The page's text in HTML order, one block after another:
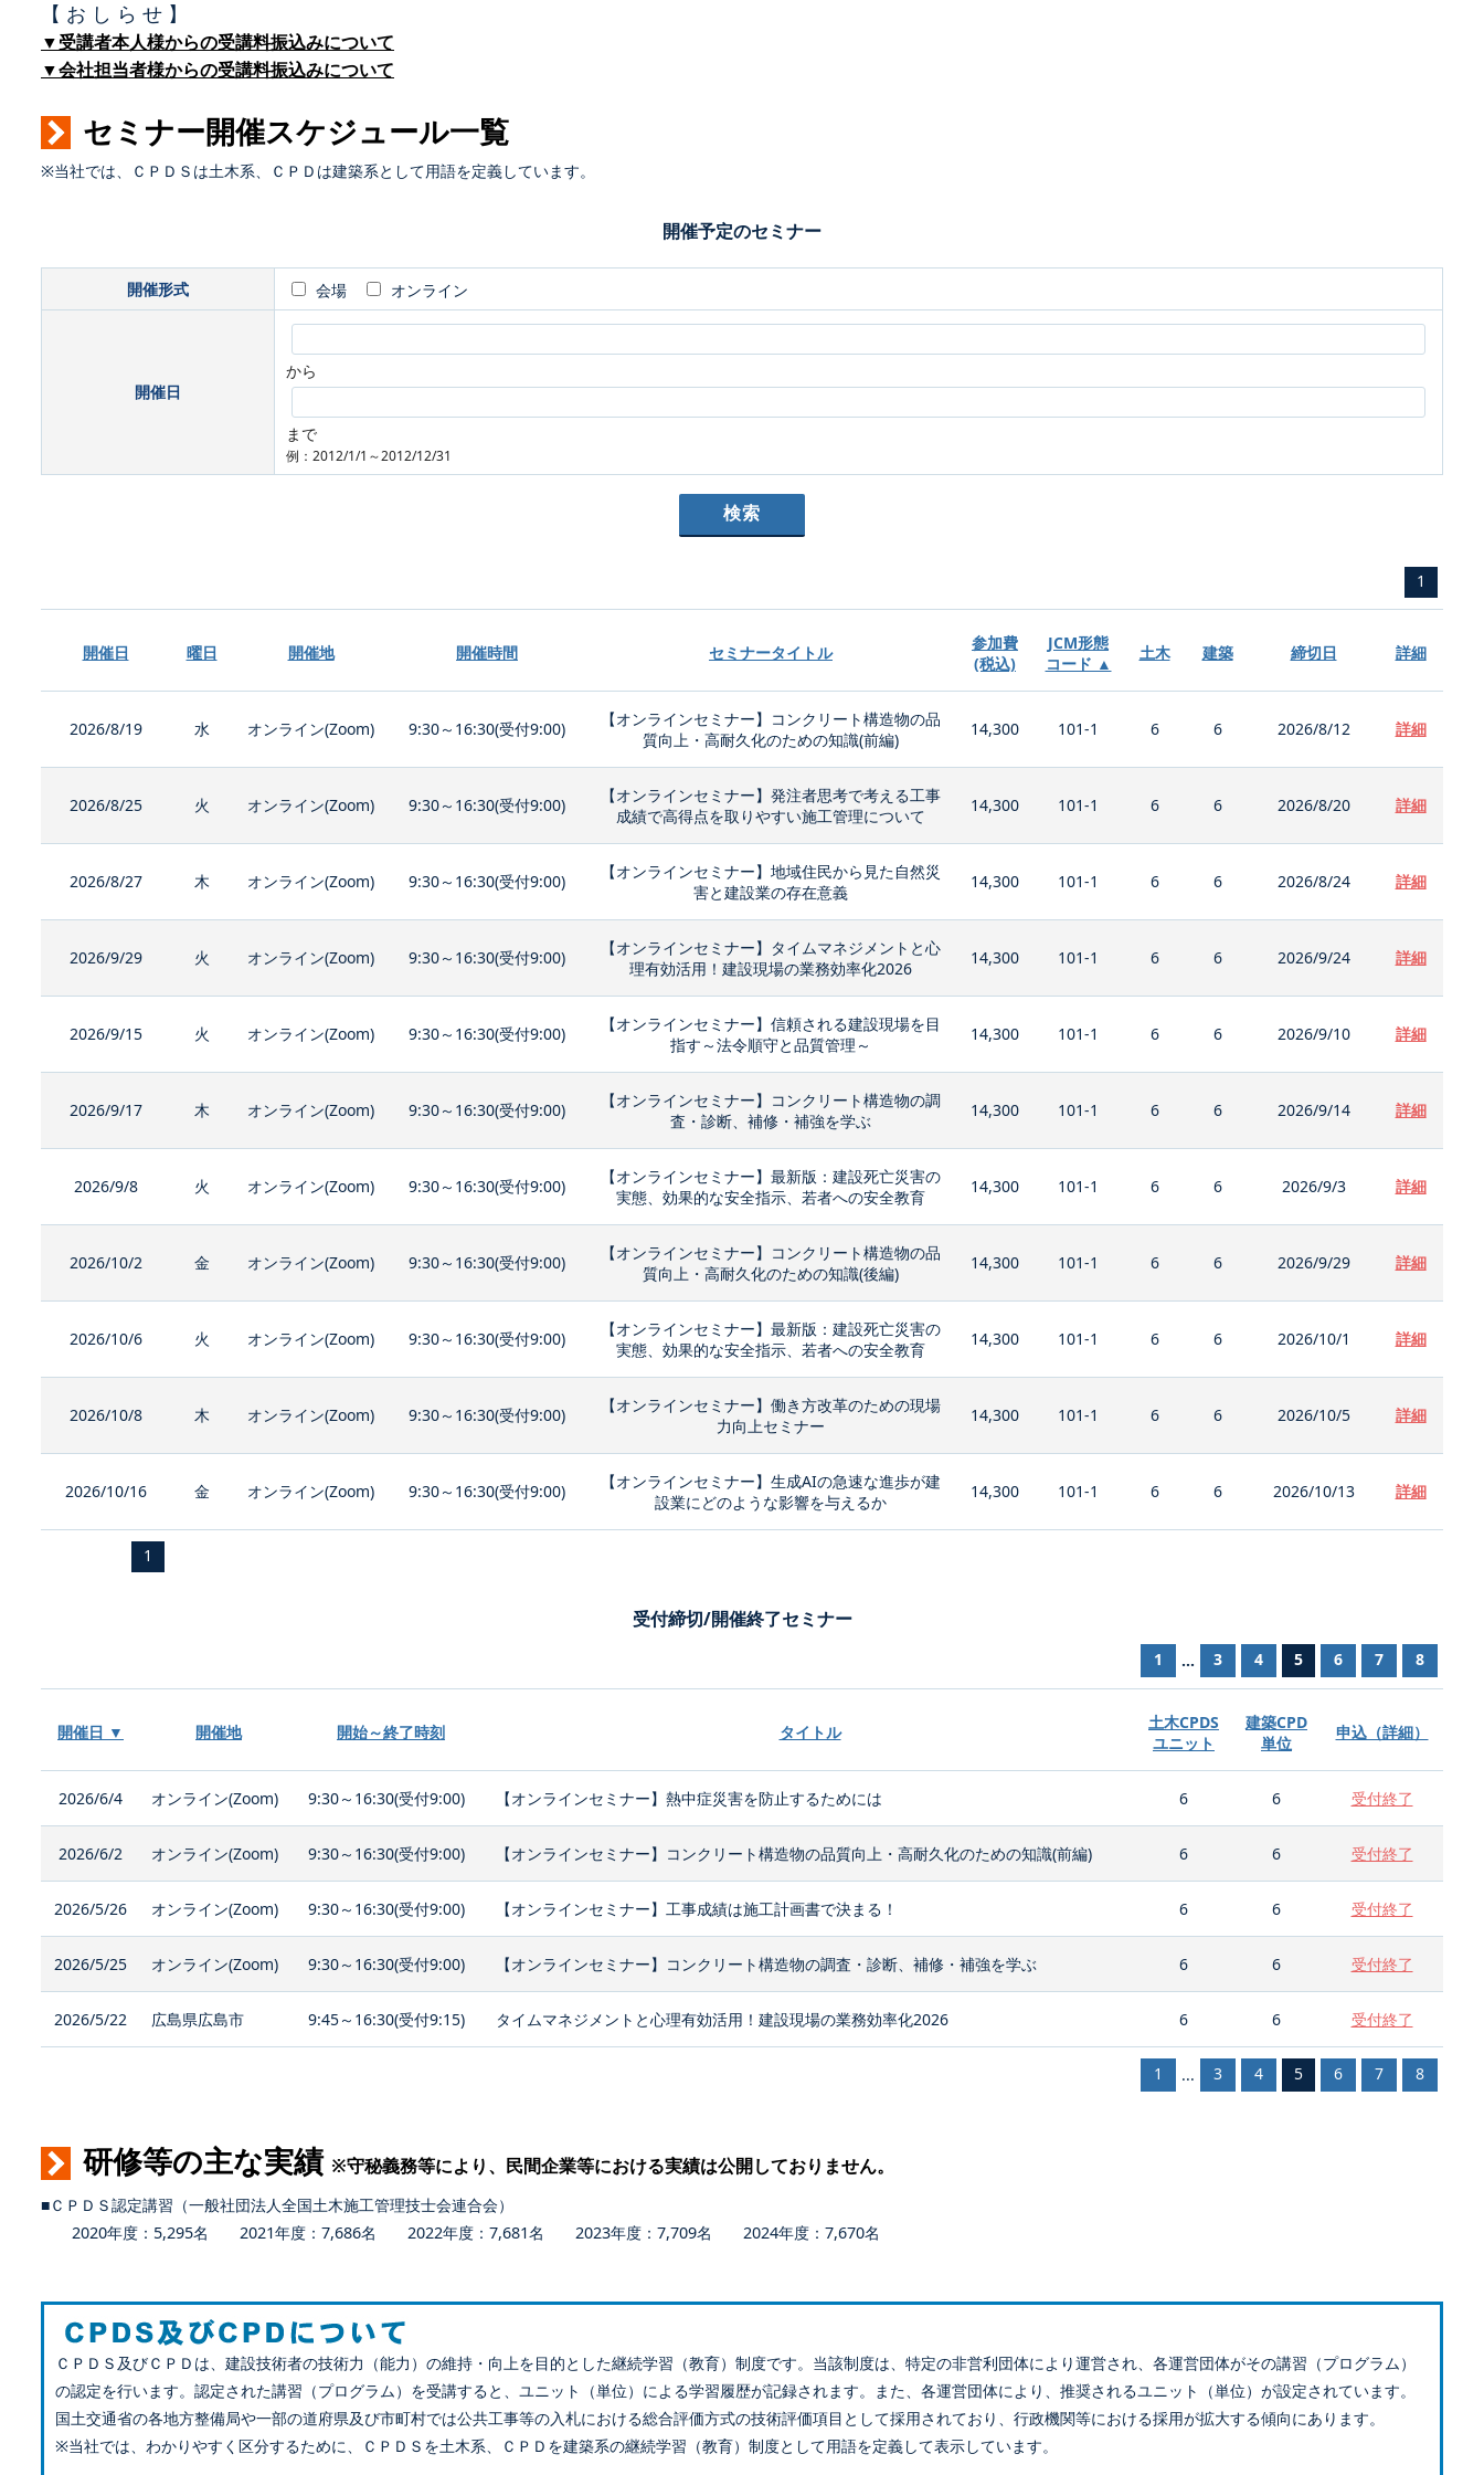
【 お し ら せ 】
▼受講者本人様からの受講料振込みについて
▼会社担当者様からの受講料振込みについて
セミナー開催スケジュール一覧
※当社では、ＣＰＤＳは土木系、ＣＰＤは建築系として用語を定義しています。
開催予定のセミナー
開催形式 会場 オンライン
開催日
から
まで
例：2012/1/1～2012/12/31
1
開催日 曜日 開催地 開催時間 セミナータイトル
参加費
(税込)
JCM形態
コード ▲
土木 建築 締切日 詳細
2026/8/19 水 オンライン(Zoom) 9:30～16:30(受付9:00)
【オンラインセミナー】コンクリート構造物の品
質向上・高耐久化のための知識(前編)
14,300 101-1 6 6 2026/8/12 詳細
2026/8/25 火 オンライン(Zoom) 9:30～16:30(受付9:00)
【オンラインセミナー】発注者思考で考える工事
成績で高得点を取りやすい施工管理について
14,300 101-1 6 6 2026/8/20 詳細
2026/8/27 木 オンライン(Zoom) 9:30～16:30(受付9:00)
【オンラインセミナー】地域住民から見た自然災
害と建設業の存在意義
14,300 101-1 6 6 2026/8/24 詳細
2026/9/29 火 オンライン(Zoom) 9:30～16:30(受付9:00)
【オンラインセミナー】タイムマネジメントと心
理有効活用！建設現場の業務効率化2026
14,300 101-1 6 6 2026/9/24 詳細
2026/9/15 火 オンライン(Zoom) 9:30～16:30(受付9:00)
【オンラインセミナー】信頼される建設現場を目
指す～法令順守と品質管理～
14,300 101-1 6 6 2026/9/10 詳細
2026/9/17 木 オンライン(Zoom) 9:30～16:30(受付9:00)
【オンラインセミナー】コンクリート構造物の調
査・診断、補修・補強を学ぶ
14,300 101-1 6 6 2026/9/14 詳細
2026/9/8 火 オンライン(Zoom) 9:30～16:30(受付9:00)
【オンラインセミナー】最新版：建設死亡災害の
実態、効果的な安全指示、若者への安全教育
14,300 101-1 6 6 2026/9/3 詳細
2026/10/2 金 オンライン(Zoom) 9:30～16:30(受付9:00)
【オンラインセミナー】コンクリート構造物の品
質向上・高耐久化のための知識(後編)
14,300 101-1 6 6 2026/9/29 詳細
2026/10/6 火 オンライン(Zoom) 9:30～16:30(受付9:00)
【オンラインセミナー】最新版：建設死亡災害の
実態、効果的な安全指示、若者への安全教育
14,300 101-1 6 6 2026/10/1 詳細
2026/10/8 木 オンライン(Zoom) 9:30～16:30(受付9:00)
【オンラインセミナー】働き方改革のための現場
力向上セミナー
14,300 101-1 6 6 2026/10/5 詳細
2026/10/16 金 オンライン(Zoom) 9:30～16:30(受付9:00)
【オンラインセミナー】生成AIの急速な進歩が建
設業にどのような影響を与えるか
14,300 101-1 6 6 2026/10/13 詳細
1
受付締切/開催終了セミナー
1 ... 3 4 5 6 7 8
開催日 ▼ 開催地 開始～終了時刻 タイトル
土木CPDS
ユニット
建築CPD
単位
申込（詳細）
2026/6/4 オンライン(Zoom) 9:30～16:30(受付9:00) 【オンラインセミナー】熱中症災害を防止するためには 6 6 受付終了
2026/6/2 オンライン(Zoom) 9:30～16:30(受付9:00) 【オンラインセミナー】コンクリート構造物の品質向上・高耐久化のための知識(前編) 6 6 受付終了
2026/5/26 オンライン(Zoom) 9:30～16:30(受付9:00) 【オンラインセミナー】工事成績は施工計画書で決まる！ 6 6 受付終了
2026/5/25 オンライン(Zoom) 9:30～16:30(受付9:00) 【オンラインセミナー】コンクリート構造物の調査・診断、補修・補強を学ぶ 6 6 受付終了
2026/5/22 広島県広島市 9:45～16:30(受付9:15) タイムマネジメントと心理有効活用！建設現場の業務効率化2026 6 6 受付終了
1 ... 3 4 5 6 7 8
研修等の主な実績 ※守秘義務等により、民間企業等における実績は公開しておりません。
■ＣＰＤＳ認定講習（一般社団法人全国土木施工管理技士会連合会）
2020年度：5,295名 2021年度：7,686名 2022年度：7,681名 2023年度：7,709名 2024年度：7,670名
ＣＰＤＳ及びＣＰＤは、建設技術者の技術力（能力）の維持・向上を目的とした継続学習（教育）制度です。当該制度は、特定の非営利団体により運営され、各運営団体がその講習（プログラム）
の認定を行います。認定された講習（プログラム）を受講すると、ユニット（単位）による学習履歴が記録されます。また、各運営団体により、推奨されるユニット（単位）が設定されています。
国土交通省の各地方整備局や一部の道府県及び市町村では公共工事等の入札における総合評価方式の技術評価項目として採用されており、行政機関等における採用が拡大する傾向にあります。
※当社では、わかりやすく区分するために、ＣＰＤＳを土木系、ＣＰＤを建築系の継続学習（教育）制度として用語を定義して表示しています。